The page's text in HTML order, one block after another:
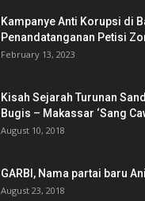
Kampanye Anti Korupsi di
Penandatanganan Petisi
February 13, 2023
Kisah Sejarah Turunan
Bugis – Makassar ‘Sang
August 10, 2018
GARBI, Nama partai baru
August 23, 2018